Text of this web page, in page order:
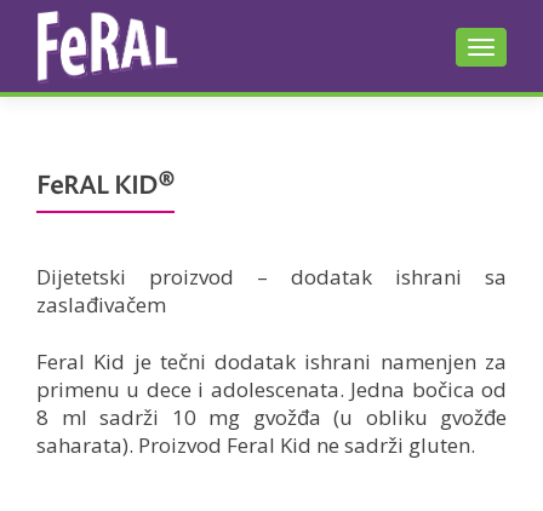
FeRAL KID®
Dijetetski proizvod – dodatak ishrani sa
zaslađivačem
Feral Kid je tečni dodatak ishrani namenjen za
primenu u dece i adolescenata. Jedna bočica od
8 ml sadrži 10 mg gvožđa (u obliku gvožđe
saharata). Proizvod Feral Kid ne sadrži gluten.